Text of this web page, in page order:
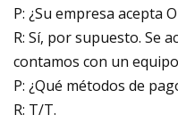
P: ¿Su empresa acepta
R: Sí, por supuesto. Se
contamos con un
P: ¿Qué métodos de
R: T/T.